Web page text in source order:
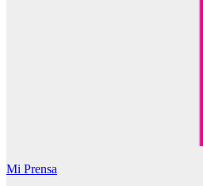
Mi Prensa